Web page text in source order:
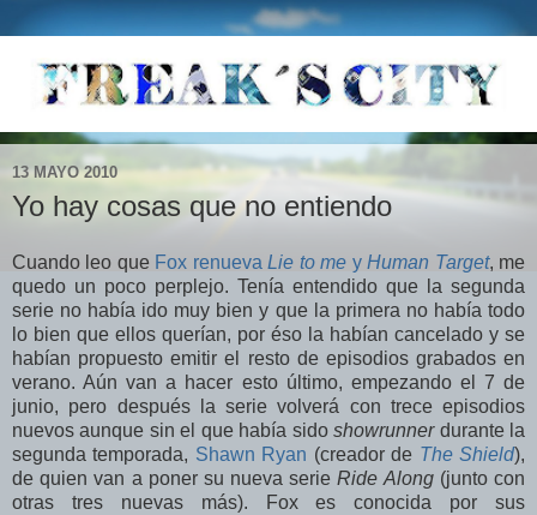
13 MAYO 2010
Yo hay cosas que no entiendo
Cuando leo que Fox renuevaLie to me yHuman Target, me
quedo un poco perplejo. Tenía entendido que la segunda
serie no había ido muy bien y que la primera no había todo
lo bien que ellos querían, por éso la habían cancelado y se
habían propuesto emitir el resto de episodios grabados en
verano. Aún van a hacer esto último, empezando el 7 de
junio, pero después la serie volverá con trece episodios
nuevos aunque sin el que había sidoshowrunnerdurante la
segunda temporada, Shawn Ryan (creador de The Shield),
de quien van a poner su nueva serieRide Along(junto con
otras tres nuevas más). Fox es conocida por sus